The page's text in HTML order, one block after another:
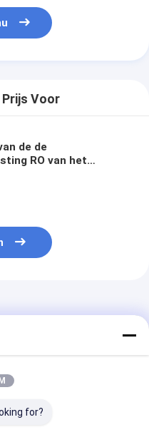
Prijs Voor
de de
RO van het
for?